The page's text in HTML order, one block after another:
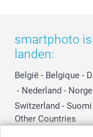
smartphoto is
landen:
België - Belgique -
- Nederland - Norge
Switzerland - Suomi
Other Countries